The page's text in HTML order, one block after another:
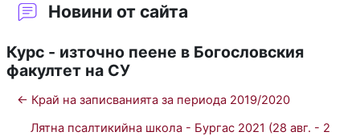
Новини от сайта
Курс - източно пеене в Богословския
факултет на СУ
← Край на записванията за периода 2019/2020
Лятна псалтикийна школа - Бургас 2021 (28 авг. - 2